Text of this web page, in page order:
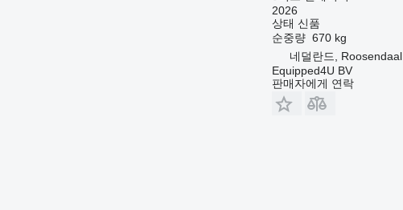
2026
상태 신품
순중량 670 kg
네덜란드, Roosendaal
Equipped4U BV
판매자에게 연락